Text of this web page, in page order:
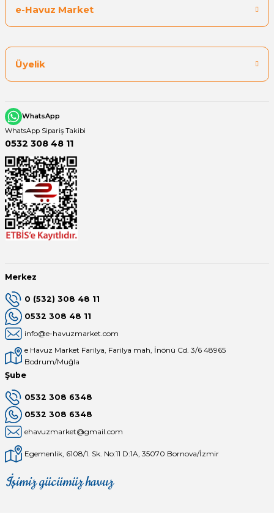
e-Havuz Market
Üyelik
WhatsApp
WhatsApp Sipariş Takibi
0532 308 48 11
Merkez
0 (532) 308 48 11
0532 308 48 11
info@e-havuzmarket.com
e Havuz Market Farilya, Farilya mah, İnönü Cd. 3/6 48965
Bodrum/Muğla
Şube
0532 308 6348
0532 308 6348
ehavuzmarket@gmail.com
Egemenlik, 6108/1. Sk. No:11 D:1A, 35070 Bornova/İzmir
İşimiz gücümüz havuz
Mağaza
Depomuz